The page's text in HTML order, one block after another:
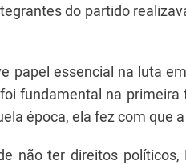
do partido
papel essencial na luta
fundamental na
época, ela fez com
não ter direitos